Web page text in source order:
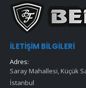
İLETIŞIM BILGILERI
Adres:
Saray Mahallesi, Küçük
İstanbul